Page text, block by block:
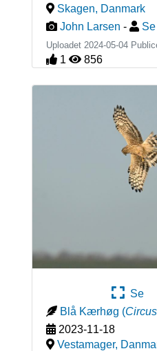
Skagen, Danmark
John Larsen - Se
Uploadet 2024-05-04
1 856
Se
Blå Kærhøg (
2023-11-18
Vestamager,